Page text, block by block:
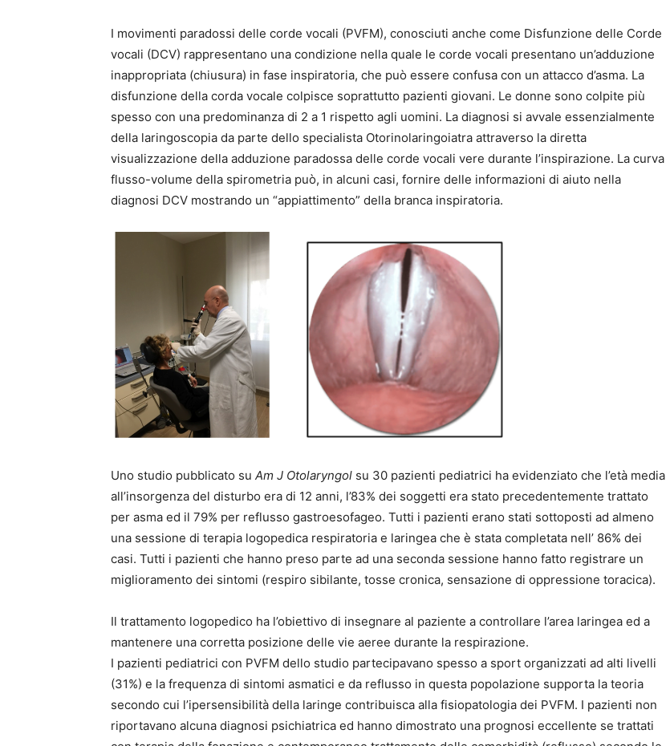
I movimenti paradossi delle corde vocali (PVFM), conosciuti anche come Disfunzione delle Corde
vocali (DCV) rappresentano una condizione nella quale le corde vocali presentano un’adduzione
inappropriata (chiusura) in fase inspiratoria, che può essere confusa con un attacco d’asma. La
disfunzione della corda vocale colpisce soprattutto pazienti giovani. Le donne sono colpite più
spesso con una predominanza di 2 a 1 rispetto agli uomini. La diagnosi si avvale essenzialmente
della laringoscopia da parte dello specialista Otorinolaringoiatra attraverso la diretta
visualizzazione della adduzione paradossa delle corde vocali vere durante l’inspirazione. La curva
flusso-volume della spirometria può, in alcuni casi, fornire delle informazioni di aiuto nella
diagnosi DCV mostrando un “appiattimento” della branca inspiratoria.
Uno studio pubblicato su Am J Otolaryngol su 30 pazienti pediatrici ha evidenziato che l’età media
all’insorgenza del disturbo era di 12 anni, l’83% dei soggetti era stato precedentemente trattato
per asma ed il 79% per reflusso gastroesofageo. Tutti i pazienti erano stati sottoposti ad almeno
una sessione di terapia logopedica respiratoria e laringea che è stata completata nell’ 86% dei
casi. Tutti i pazienti che hanno preso parte ad una seconda sessione hanno fatto registrare un
miglioramento dei sintomi (respiro sibilante, tosse cronica, sensazione di oppressione toracica).
Il trattamento logopedico ha l’obiettivo di insegnare al paziente a controllare l’area laringea ed a
mantenere una corretta posizione delle vie aeree durante la respirazione.
I pazienti pediatrici con PVFM dello studio partecipavano spesso a sport organizzati ad alti livelli
(31%) e la frequenza di sintomi asmatici e da reflusso in questa popolazione supporta la teoria
secondo cui l’ipersensibilità della laringe contribuisca alla fisiopatologia dei PVFM. I pazienti non
riportavano alcuna diagnosi psichiatrica ed hanno dimostrato una prognosi eccellente se trattati